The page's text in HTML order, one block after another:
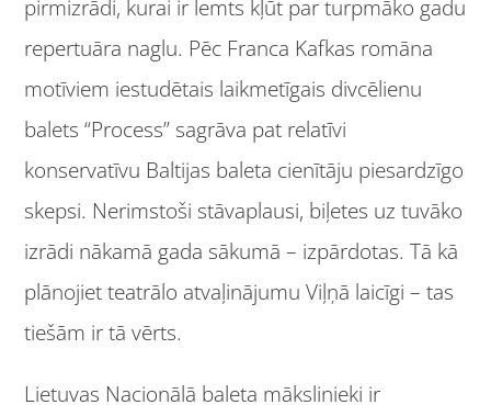
pirmizrādi, kurai ir lemts kļūt par turpmāko gadu
repertuāra naglu. Pēc Franca Kafkas romāna
motīviem iestudētais laikmetīgais divcēlienu
balets “Process” sagrāva pat relatīvi
konservatīvu Baltijas baleta cienītāju piesardzīgo
skepsi. Nerimstoši stāvaplausi, biļetes uz tuvāko
izrādi nākamā gada sākumā – izpārdotas. Tā kā
plānojiet teatrālo atvaļinājumu Viļņā laicīgi – tas
tiešām ir tā vērts.
Lietuvas Nacionālā baleta mākslinieki ir